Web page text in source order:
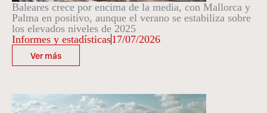
Baleares crece por encima de la media, con Mallorca y
Palma en positivo, aunque el verano se estabiliza sobre
los elevados niveles de 2025
Informes y estadísticas17/07/2026
Ver más